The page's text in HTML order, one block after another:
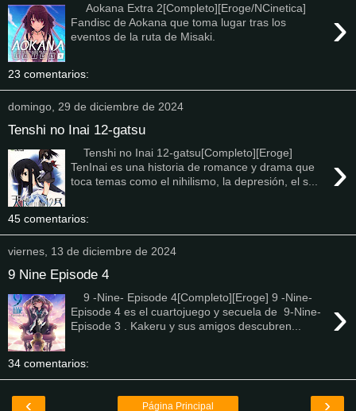
›
Aokana Extra 2[Completo][Eroge/NCinetica]
Fandisc de Aokana que toma lugar tras los
eventos de la ruta de Misaki.
23 comentarios:
domingo, 29 de diciembre de 2024
Tenshi no Inai 12-gatsu
›
Tenshi no Inai 12-gatsu[Completo][Eroge]
TenInai es una historia de romance y drama que
toca temas como el nihilismo, la depresión, el s...
45 comentarios:
viernes, 13 de diciembre de 2024
9 Nine Episode 4
›
9 -Nine- Episode 4[Completo][Eroge] 9 -Nine-
Episode 4 es el cuartojuego y secuela de 9-Nine-
Episode 3 . Kakeru y sus amigos descubren...
34 comentarios:
‹ ›
Página Principal